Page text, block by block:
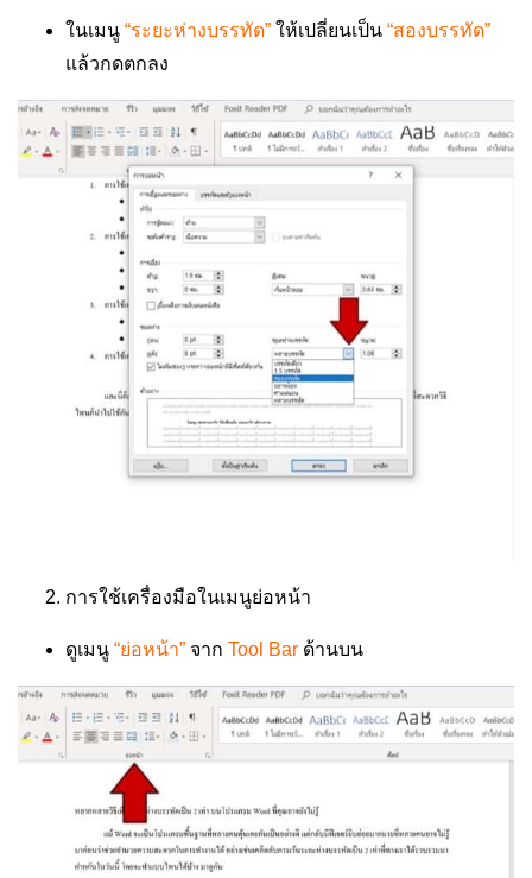
ในเมนู “ระยะห่างบรรทัด” ให้เปลี่ยนเป็น “สองบรรทัด”
แล้วกดตกลง
การใช้เครื่องมือในเมนูย่อหน้า
ดูเมนู “ย่อหน้า” จาก Tool Bar ด้านบน